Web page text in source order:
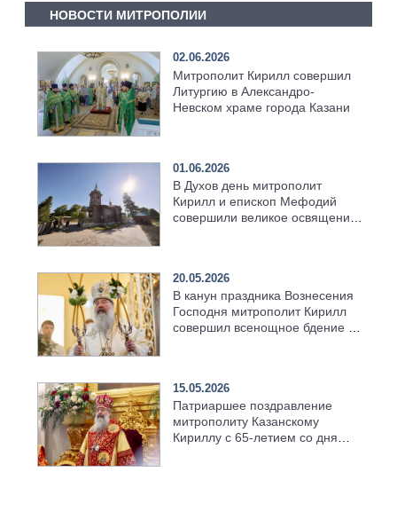
НОВОСТИ МИТРОПОЛИИ
02.06.2026
Митрополит Кирилл совершил
Литургию в Александро-
Невском храме города Казани
01.06.2026
В Духов день митрополит
Кирилл и епископ Мефодий
совершили великое освящение
20.05.2026
В канун праздника Вознесения
Господня митрополит Кирилл
совершил всенощное бдение в
15.05.2026
Патриаршее поздравление
митрополиту Казанскому
Кириллу с 65-летием со дня